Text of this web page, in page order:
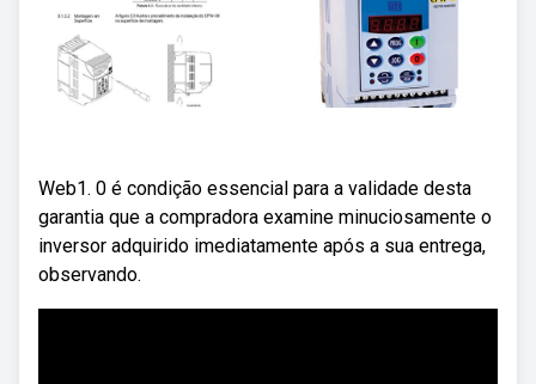
Web1. 0 é condição essencial para a validade desta
garantia que a compradora examine minuciosamente o
inversor adquirido imediatamente após a sua entrega,
observando.